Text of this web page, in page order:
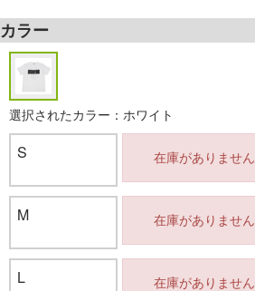
カラー
選択されたカラー：ホワイト
S 在庫がありません
M 在庫がありません
L 在庫がありません